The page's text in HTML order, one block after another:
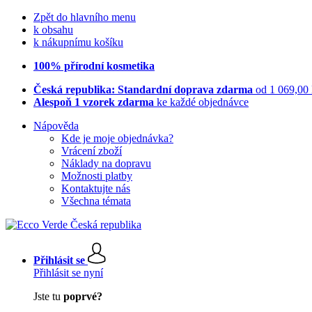
Zpět do hlavního menu
k obsahu
k nákupnímu košíku
100% přírodní kosmetika
Česká republika: Standardní doprava zdarma od 1 069,00
Alespoň 1 vzorek zdarma ke každé objednávce
Nápověda
Kde je moje objednávka?
Vrácení zboží
Náklady na dopravu
Možnosti platby
Kontaktujte nás
Všechna témata
Přihlásit se
Přihlásit se nyní
Jste tu poprvé?